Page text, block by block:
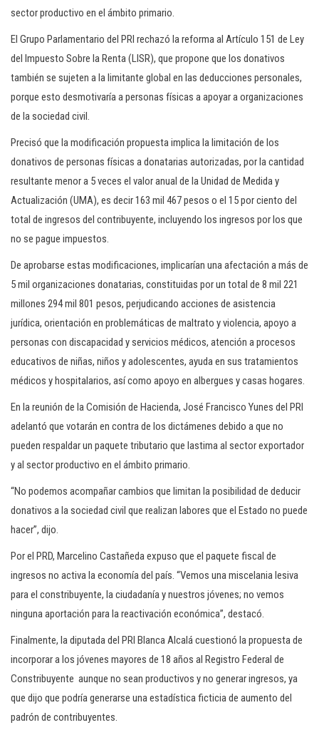
sector productivo en el ámbito primario.
El Grupo Parlamentario del PRI rechazó la reforma al Artículo 151 de Ley
del Impuesto Sobre la Renta (LISR), que propone que los donativos
también se sujeten a la limitante global en las deducciones personales,
porque esto desmotivaría a personas físicas a apoyar a organizaciones
de la sociedad civil.
Precisó que la modificación propuesta implica la limitación de los
donativos de personas físicas a donatarias autorizadas, por la cantidad
resultante menor a 5 veces el valor anual de la Unidad de Medida y
Actualización (UMA), es decir 163 mil 467 pesos o el 15 por ciento del
total de ingresos del contribuyente, incluyendo los ingresos por los que
no se pague impuestos.
De aprobarse estas modificaciones, implicarían una afectación a más de
5 mil organizaciones donatarias, constituidas por un total de 8 mil 221
millones 294 mil 801 pesos, perjudicando acciones de asistencia
jurídica, orientación en problemáticas de maltrato y violencia, apoyo a
personas con discapacidad y servicios médicos, atención a procesos
educativos de niñas, niños y adolescentes, ayuda en sus tratamientos
médicos y hospitalarios, así como apoyo en albergues y casas hogares.
En la reunión de la Comisión de Hacienda, José Francisco Yunes del PRI
adelantó que votarán en contra de los dictámenes debido a que no
pueden respaldar un paquete tributario que lastima al sector exportador
y al sector productivo en el ámbito primario.
“No podemos acompañar cambios que limitan la posibilidad de deducir
donativos a la sociedad civil que realizan labores que el Estado no puede
hacer”, dijo.
Por el PRD, Marcelino Castañeda expuso que el paquete fiscal de
ingresos no activa la economía del país. “Vemos una miscelania lesiva
para el constribuyente, la ciudadanía y nuestros jóvenes; no vemos
ninguna aportación para la reactivación económica”, destacó.
Finalmente, la diputada del PRI Blanca Alcalá cuestionó la propuesta de
incorporar a los jóvenes mayores de 18 años al Registro Federal de
Constribuyente aunque no sean productivos y no generar ingresos, ya
que dijo que podría generarse una estadística ficticia de aumento del
padrón de contribuyentes.